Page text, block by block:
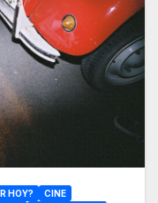
HOY?
CINE